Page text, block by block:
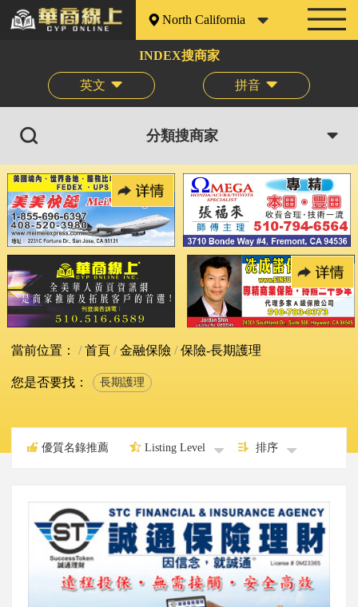
North California
INDEX搜商家
英文 拼音
分類搜商家
當前位置： 首頁 金融保險 保險-長期護理
您是否要找： 長期護理
優質名錄推薦 Listing Level 排序